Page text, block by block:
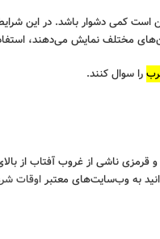
است کمی دشوار باشد. در این
مختلف نمایش می‌دهند،
را سوال کنند.
ناشی از غروب آفتاب از
به وب‌سایت‌های معتبراوقات